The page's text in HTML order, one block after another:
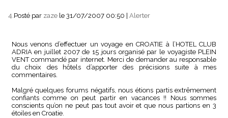
4. Posté par zaze le 31/07/2007 00:50 | Alerter
Nous venons d’effectuer un voyage en CROATIE à l’HOTEL CLUB
ADRIA en juillet 2007 de 15 jours organisé par le voyagiste PLEIN
VENT commandé par internet. Merci de demander au responsable
du choix des hôtels d’apporter des précisions suite à mes
commentaires.
Malgré quelques forums négatifs, nous étions partis extrêmement
confiants comme on peut partir en vacances !! Nous sommes
conscients qu’on ne peut pas tout avoir et que nous partions en 3
étoiles en Croatie.